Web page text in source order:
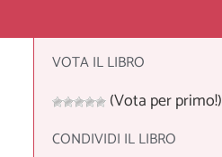
VOTA IL LIBRO
(Vota per primo!)
CONDIVIDI IL LIBRO